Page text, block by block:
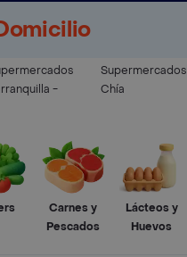
-
Supermercados
Chía
Carnes y
Pescados
Lácteos y
Huevos